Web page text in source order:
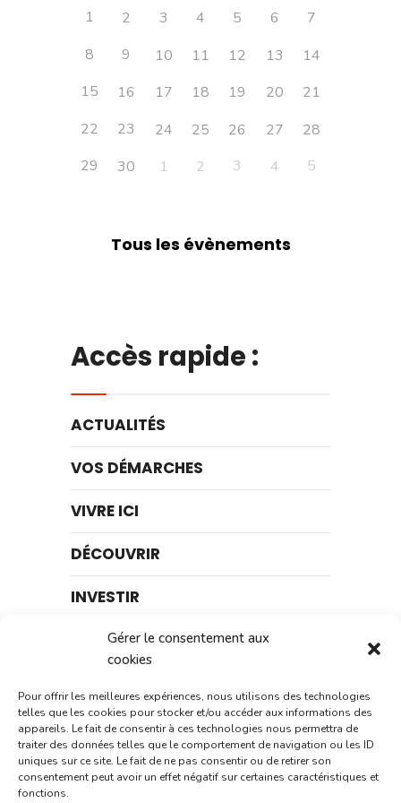
Gérer le consentement aux
cookies
Pour offrir les meilleures expériences, nous utilisons des technologies
telles que les cookies pour stocker et/ou accéder aux informations des
appareils. Le fait de consentir à ces technologies nous permettra de
traiter des données telles que le comportement de navigation ou les ID
uniques sur ce site. Le fait de ne pas consentir ou de retirer son
consentement peut avoir un effet négatif sur certaines caractéristiques et
fonctions.
1 2 3 4 5 6
7
8
9 10 11 12 13
14
15
16 17 18 19 20
21
22
23 24 25 26 27
28
29
30 1 2 3 4 5
Tous les évènements
Accès rapide :
ACTUALITÉS
VOS DÉMARCHES
VIVRE ICI
DÉCOUVRIR
INVESTIR
AGENDA
Rechercher